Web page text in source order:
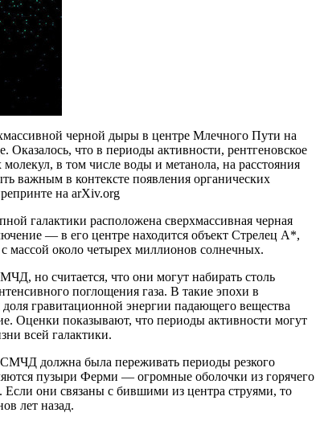
черной дыры в центре Млечного Пути на
что в периоды активности, рентгеновское
в том числе воды и метанола, на расстояния
важным в контексте появления органических
на arXiv.org
галактики расположена сверхмассивная черная
— в его центре находится объект Стрелец A*,
массой около четырех миллионов солнечных.
но считается, что они могут набирать столь
поглощения газа. В такие эпохи в
доля гравитационной энергии падающего вещества
Оценки показывают, что периоды активности могут
всей галактики.
должна была переживать периоды резкого
пузыри Ферми — огромные оболочки из горячего
они связаны с бившими из центра струями, то
лет назад.